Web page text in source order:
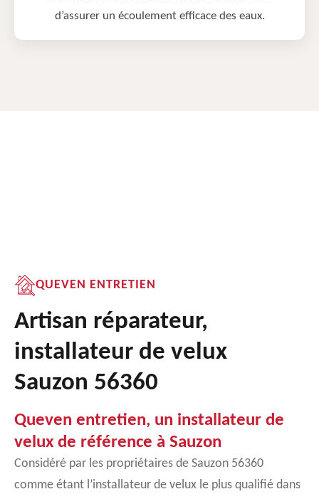
d’assurer un écoulement efficace des eaux.
QUEVEN ENTRETIEN
Artisan réparateur,
installateur de velux
Sauzon 56360
Queven entretien, un installateur de
velux de référence à Sauzon
Considéré par les propriétaires de Sauzon 56360
comme étant l’installateur de velux le plus qualifié dans